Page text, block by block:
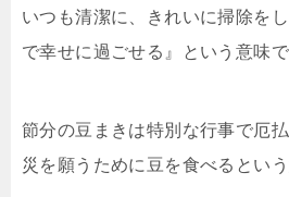
いつも清潔に、きれいに掃除を
で幸せに過ごせる』という意味で
節分の豆まきは特別な行事で厄
災を願うために豆を食べるとい